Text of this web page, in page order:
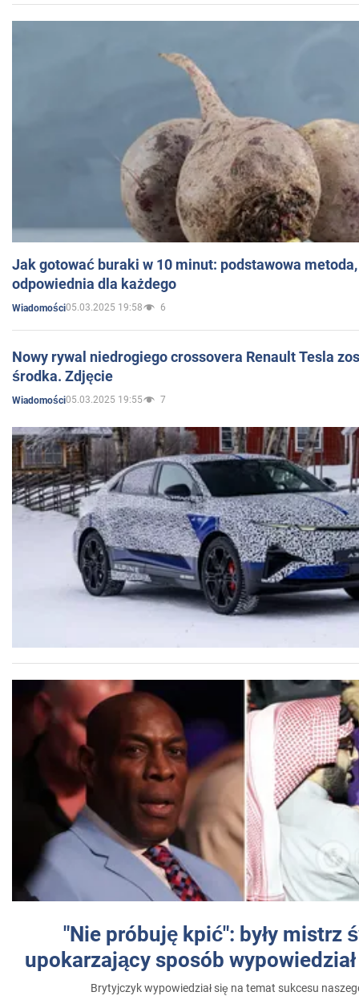
Jak gotować buraki w 10 minut: podstawowa
odpowiednia dla każdego
Wiadomości05.03.2025 19:58 6
Nowy rywal niedrogiego crossovera Renault Tesla
środka. Zdjęcie
Wiadomości05.03.2025 19:55 7
"Nie próbuję kpić": były mistrz
upokarzający sposób
Brytyjczyk wypowiedział się na temat sukcesu